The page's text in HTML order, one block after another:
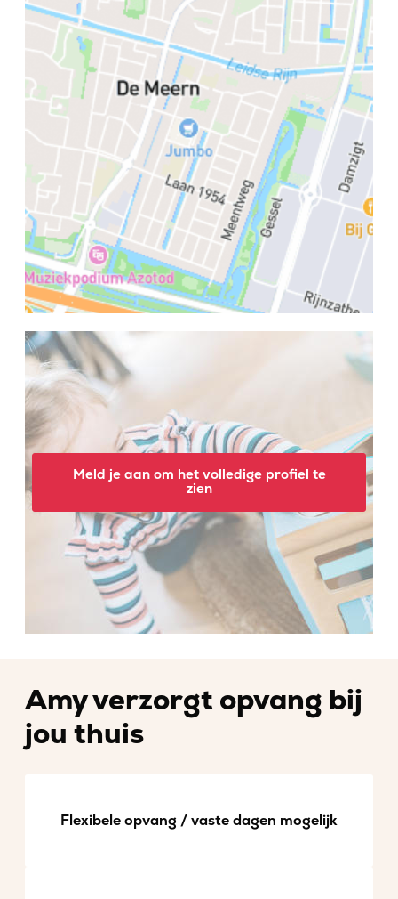
Meld je aan om het volledige profiel te
zien
Amy verzorgt opvang bij
jou thuis
Flexibele opvang / vaste dagen mogelijk